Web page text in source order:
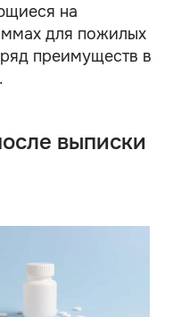
на
для пожилых
преимуществ в
выписки